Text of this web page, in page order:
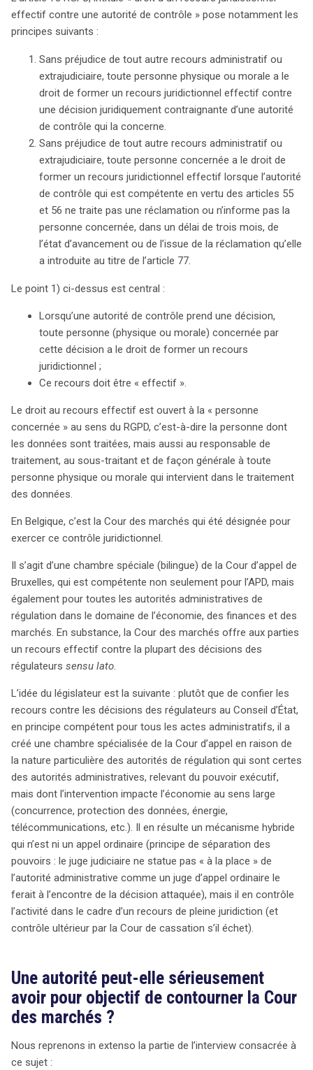
effectif contre une autorité de contrôle » pose notamment les
principes suivants :
Sans préjudice de tout autre recours administratif ou
extrajudiciaire, toute personne physique ou morale a le
droit de former un recours juridictionnel effectif contre
une décision juridiquement contraignante d’une autorité
de contrôle qui la concerne.
Sans préjudice de tout autre recours administratif ou
extrajudiciaire, toute personne concernée a le droit de
former un recours juridictionnel effectif lorsque l’autorité
de contrôle qui est compétente en vertu des articles 55
et 56 ne traite pas une réclamation ou n’informe pas la
personne concernée, dans un délai de trois mois, de
l’état d’avancement ou de l’issue de la réclamation qu’elle
a introduite au titre de l’article 77.
Le point 1) ci-dessus est central :
Lorsqu’une autorité de contrôle prend une décision,
toute personne (physique ou morale) concernée par
cette décision a le droit de former un recours
juridictionnel ;
Ce recours doit être « effectif ».
Le droit au recours effectif est ouvert à la « personne
concernée » au sens du RGPD, c’est-à-dire la personne dont
les données sont traitées, mais aussi au responsable de
traitement, au sous-traitant et de façon générale à toute
personne physique ou morale qui intervient dans le traitement
des données.
En Belgique, c’est la Cour des marchés qui été désignée pour
exercer ce contrôle juridictionnel.
Il s’agit d’une chambre spéciale (bilingue) de la Cour d’appel de
Bruxelles, qui est compétente non seulement pour l’APD, mais
également pour toutes les autorités administratives de
régulation dans le domaine de l’économie, des finances et des
marchés. En substance, la Cour des marchés offre aux parties
un recours effectif contre la plupart des décisions des
régulateurs sensu lato.
L’idée du législateur est la suivante : plutôt que de confier les
recours contre les décisions des régulateurs au Conseil d’État,
en principe compétent pour tous les actes administratifs, il a
créé une chambre spécialisée de la Cour d’appel en raison de
la nature particulière des autorités de régulation qui sont certes
des autorités administratives, relevant du pouvoir exécutif,
mais dont l’intervention impacte l’économie au sens large
(concurrence, protection des données, énergie,
télécommunications, etc.). Il en résulte un mécanisme hybride
qui n’est ni un appel ordinaire (principe de séparation des
pouvoirs : le juge judiciaire ne statue pas « à la place » de
l’autorité administrative comme un juge d’appel ordinaire le
ferait à l’encontre de la décision attaquée), mais il en contrôle
l’activité dans le cadre d’un recours de pleine juridiction (et
contrôle ultérieur par la Cour de cassation s’il échet).
Une autorité peut-elle sérieusement
avoir pour objectif de contourner la Cour
des marchés ?
Nous reprenons in extenso la partie de l’interview consacrée à
ce sujet :